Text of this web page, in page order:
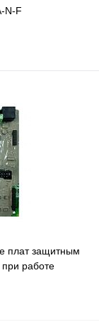
N-F
заказ
плат защитным
работе